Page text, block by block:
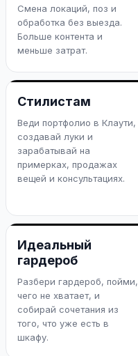
Смена локаций, поз и
обработка без выезда.
Больше контента и
меньше затрат.
Стилистам
Веди портфолио в Клаути,
создавай луки и
зарабатывай на
примерках, продажах
вещей и консультациях.
Идеальный
гардероб
Разбери гардероб, пойми,
чего не хватает, и
собирай сочетания из
того, что уже есть в
шкафу.